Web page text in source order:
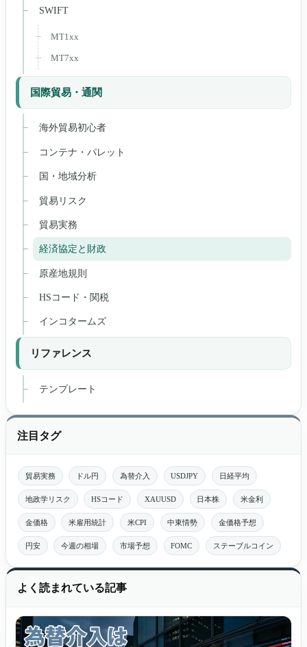
SWIFT
MT1xx
MT7xx
国際貿易・通関
海外貿易初心者
コンテナ・パレット
国・地域分析
貿易リスク
貿易実務
経済協定と財政
原産地規則
HSコード・関税
インコタームズ
リファレンス
テンプレート
注目タグ
貿易実務 ドル円 為替介入 USDJPY 日経平均
地政学リスク HSコード XAUUSD 日本株 米金利
金価格 米雇用統計 米CPI 中東情勢 金価格予想
円安 今週の相場 市場予想 FOMC ステーブルコイン
よく読まれている記事